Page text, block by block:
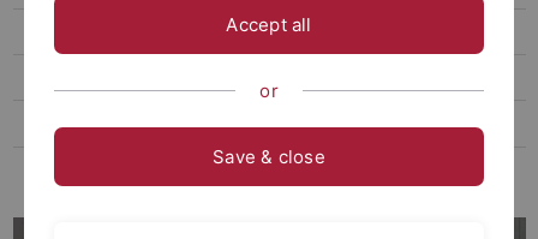
Dr. Anja-Simone Michalski
Claudia Michalski (geb. Zilk), M.A.
Accept all
or
Save & close